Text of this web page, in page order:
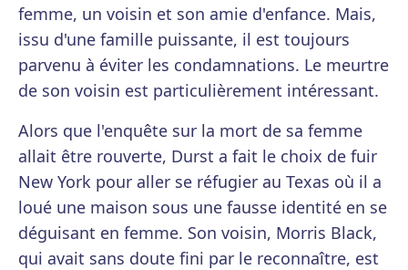
femme, un voisin et son amie d'enfance. Mais,
issu d'une famille puissante, il est toujours
parvenu à éviter les condamnations. Le meurtre
de son voisin est particulièrement intéressant.
Alors que l'enquête sur la mort de sa femme
allait être rouverte, Durst a fait le choix de fuir
New York pour aller se réfugier au Texas où il a
loué une maison sous une fausse identité en se
déguisant en femme. Son voisin, Morris Black,
qui avait sans doute fini par le reconnaître, est